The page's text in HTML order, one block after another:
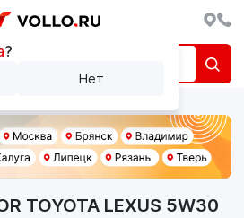
TOYOTA LEXUS 5W30
?
Нет